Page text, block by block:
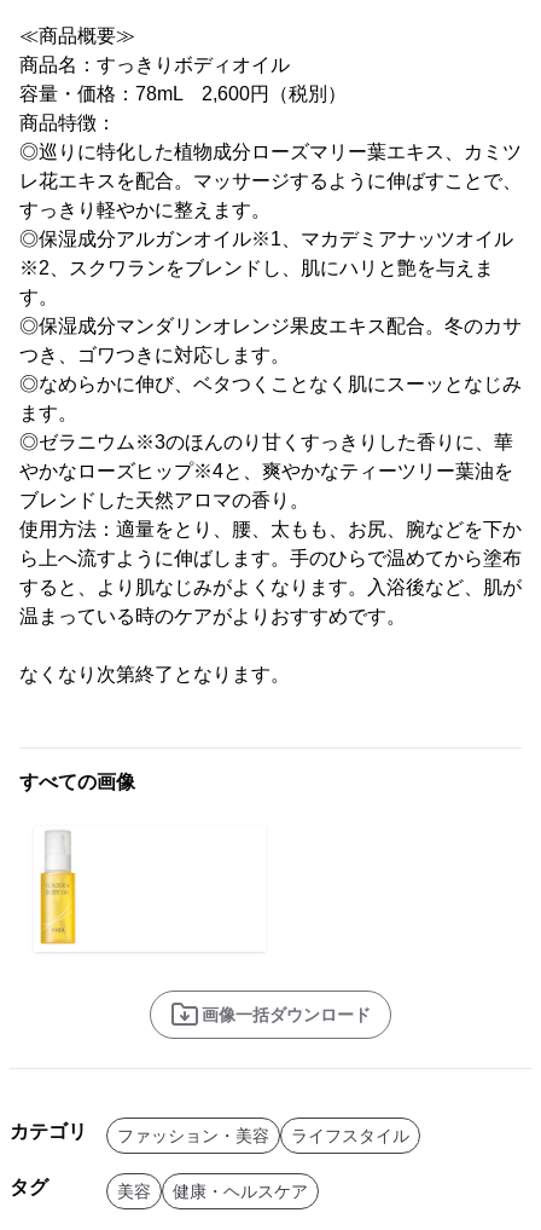
≪商品概要≫
商品名：すっきりボディオイル
容量・価格：78mL 2,600円（税別）
商品特徴：
◎巡りに特化した植物成分ローズマリー葉エキス、カミツ
レ花エキスを配合。マッサージするように伸ばすことで、
すっきり軽やかに整えます。
◎保湿成分アルガンオイル※1、マカデミアナッツオイル
※2、スクワランをブレンドし、肌にハリと艶を与えま
す。
◎保湿成分マンダリンオレンジ果皮エキス配合。冬のカサ
つき、ゴワつきに対応します。
◎なめらかに伸び、ベタつくことなく肌にスーッとなじみ
ます。
◎ゼラニウム※3のほんのり甘くすっきりした香りに、華
やかなローズヒップ※4と、爽やかなティーツリー葉油を
ブレンドした天然アロマの香り。
使用方法：適量をとり、腰、太もも、お尻、腕などを下か
ら上へ流すように伸ばします。手のひらで温めてから塗布
すると、より肌なじみがよくなります。入浴後など、肌が
温まっている時のケアがよりおすすめです。
なくなり次第終了となります。
すべての画像
画像一括ダウンロード
カテゴリ ファッション・美容 ライフスタイル
タグ 美容 健康・ヘルスケア